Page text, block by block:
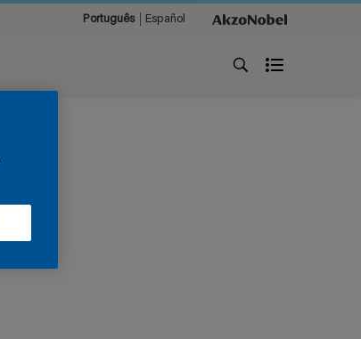
Português Español